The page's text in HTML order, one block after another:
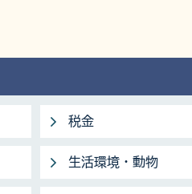
税金
生活環境・動物